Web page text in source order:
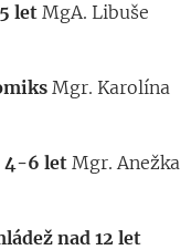
let MgA. Libuše
Mgr. Karolína
4-6 let Mgr. Anežka
nad 12 let